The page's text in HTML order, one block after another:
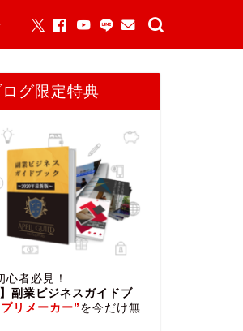
グ限定特典
心者必見！
副業ビジネスガイドブ
リメーカー” を今だけ無